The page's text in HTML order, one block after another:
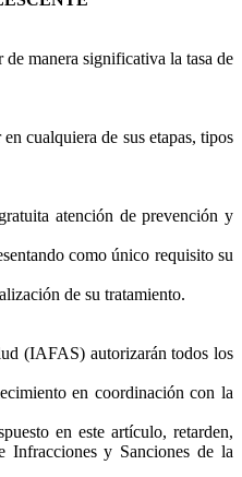
manera significativa la tasa de
cualquiera de sus etapas, tipos
atención de prevención y
como único requisito su
de su tratamiento.
(IAFAS) autorizarán todos los
en coordinación con la
en este artículo, retarden,
Infracciones y Sanciones de la